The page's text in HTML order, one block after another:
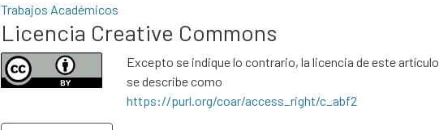
Trabajos Académicos
Licencia Creative Commons
Excepto se indique lo contrario, la licencia de este artículo
se describe como
https://purl.org/coar/access_right/c_abf2